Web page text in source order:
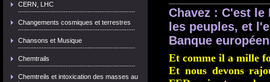
CERN, LHC
Changements cosmiques et terrestres
Chansons et Musique
Chemtrails
Chemtreils et intoxication des masses au
Chavez : C'est
les peuples, et
Banque
Et comme il a mille
Et nous devons